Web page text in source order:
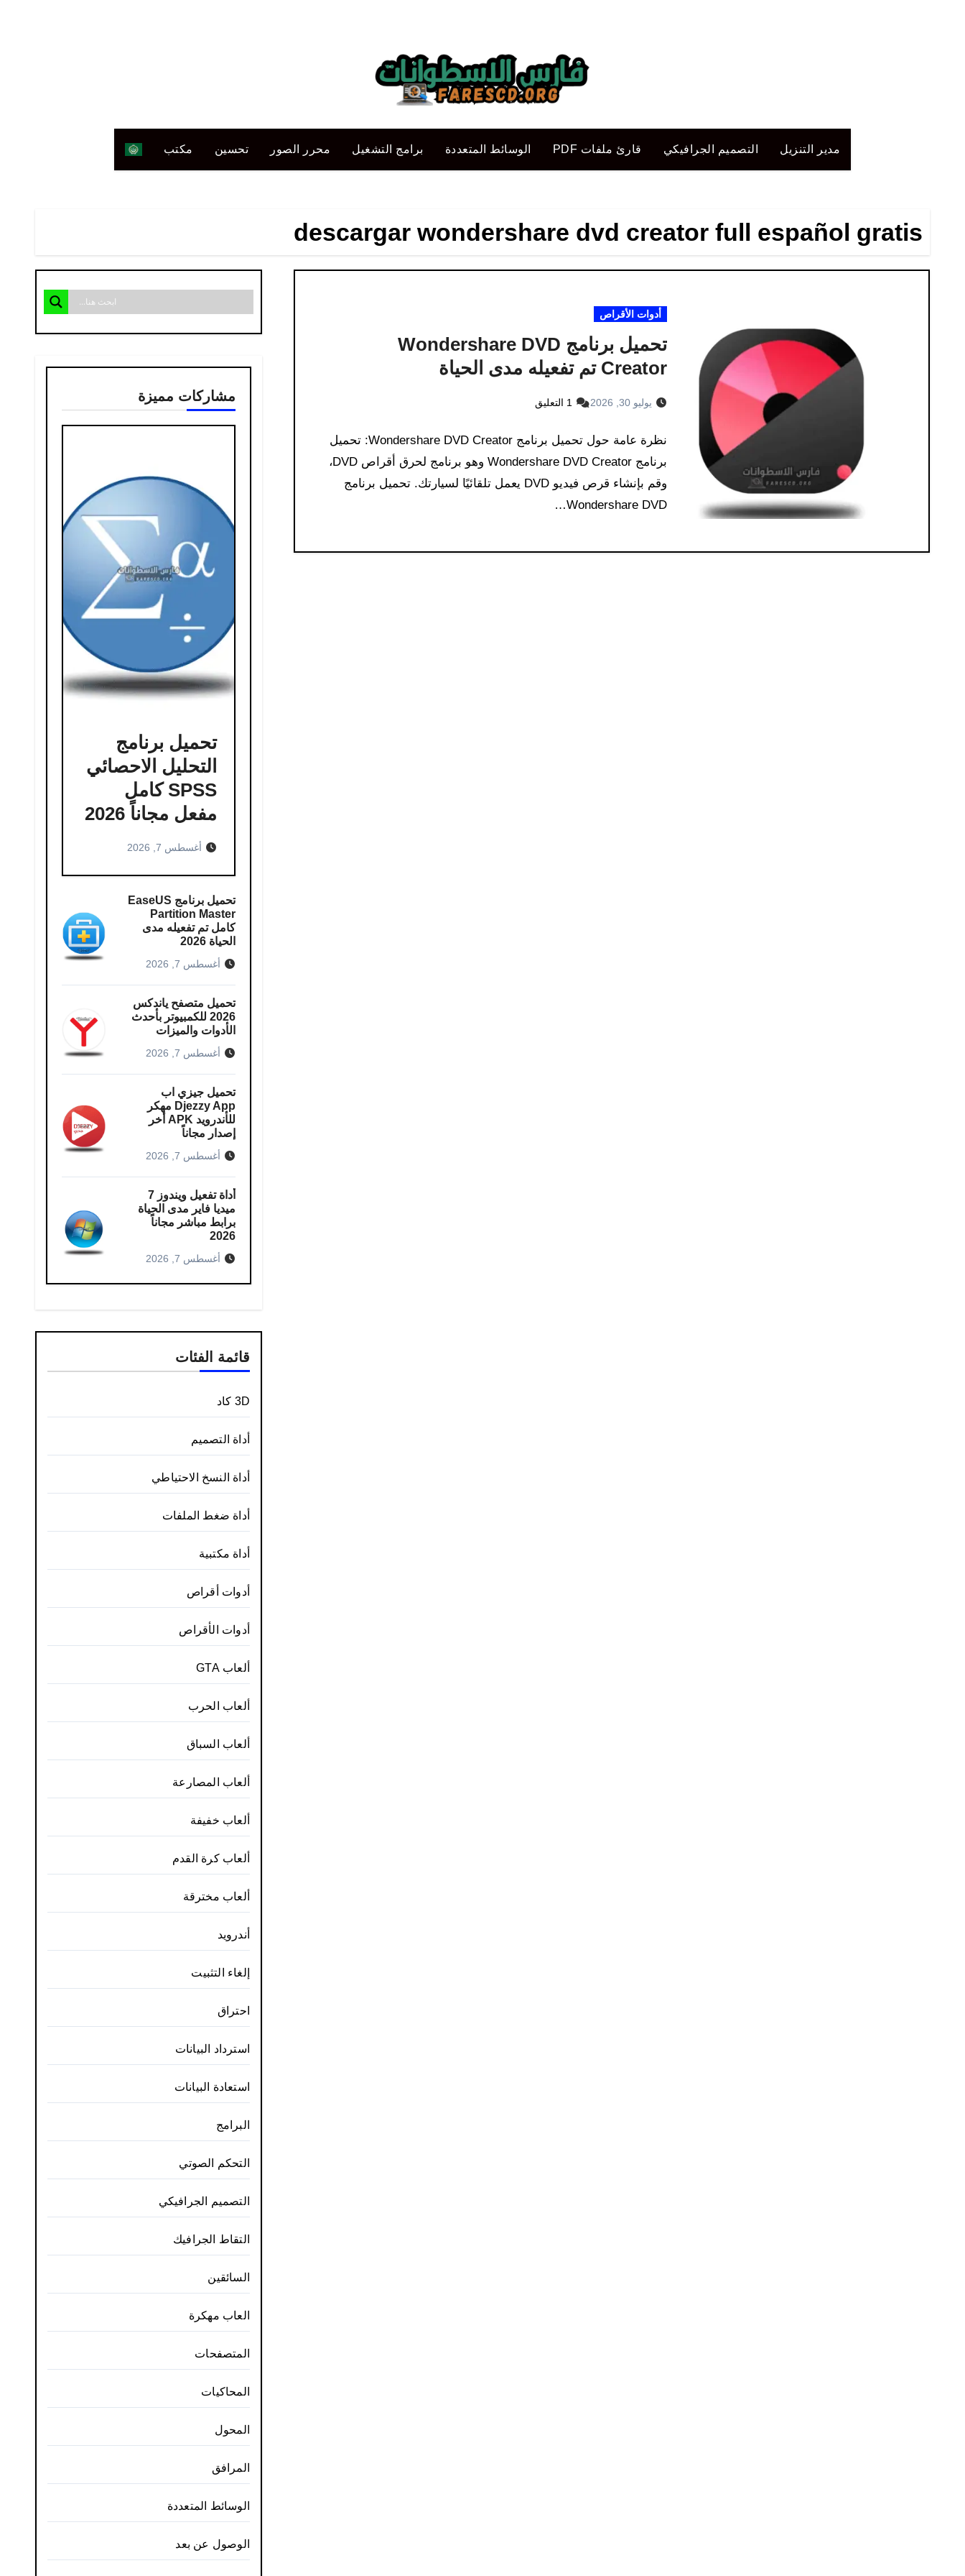
مدير التنزيل التصميم الجرافيكي قارئ ملفات PDF الوسائط المتعددة برامج التشغيل محرر الصور تحسين مكتب
descargar wondershare dvd creator full español gratis
أدوات الأقراص
تحميل برنامج Wondershare DVD
Creator تم تفعيله مدى الحياة
يوليو 30, 2026 1 التعليق
نظرة عامة حول تحميل برنامج Wondershare DVD Creator: تحميل
برنامج Wondershare DVD Creator وهو برنامج لحرق أقراص DVD،
وقم بإنشاء قرص فيديو DVD يعمل تلقائيًا لسيارتك. تحميل برنامج
Wondershare DVD…
مشاركات مميزة
تحميل برنامج
التحليل الاحصائي
SPSS كامل
مفعل مجاناً 2026
أغسطس 7, 2026
تحميل برنامج EaseUS
Partition Master
كامل​ تم تفعيله مدى
الحياة 2026
أغسطس 7, 2026
تحميل متصفح ياندكس
2026 للكمبيوتر بأحدث
الأدوات والميزات
أغسطس 7, 2026
تحميل جيزي اب
Djezzy App مهكر
للأندرويد APK أخر
إصدار مجاناً
أغسطس 7, 2026
أداة تفعيل ويندوز 7
ميديا فاير مدى الحياة
برابط مباشر مجاناً
2026
أغسطس 7, 2026
قائمة الفئات
3D كاد
أداة التصميم
أداة النسخ الاحتياطي
أداة ضغط الملفات
أداة مكتبية
أدوات أقراص
أدوات الأقراص
ألعاب GTA
ألعاب الحرب
ألعاب السباق
ألعاب المصارعة
ألعاب خفيفة
ألعاب كرة القدم
ألعاب مخترقة
أندرويد
إلغاء التثبيت
احتراق
استرداد البيانات
استعادة البيانات
البرامج
التحكم الصوتي
التصميم الجرافيكي
التقاط الجرافيك
السائقين
العاب مهكرة
المتصفحات
المحاكيات
المحول
المرافق
الوسائط المتعددة
الوصول عن بعد